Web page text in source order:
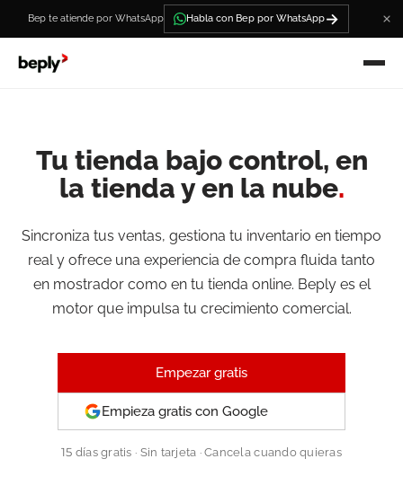
Bep te atiende por WhatsApp Habla con Bep por WhatsApp→
Tu tienda bajo control, en
la tienda y en la nube.
Sincroniza tus ventas, gestiona tu inventario en tiempo
real y ofrece una experiencia de compra fluida tanto
en mostrador como en tu tienda online. Beply es el
motor que impulsa tu crecimiento comercial.
Empezar gratis
Empieza gratis con Google
15 días gratis · Sin tarjeta · Cancela cuando quieras